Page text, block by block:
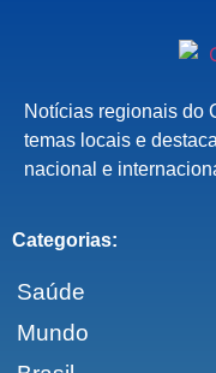
Notícias regionais do
temas locais e
nacional e
Categorias:
Saúde
Mundo